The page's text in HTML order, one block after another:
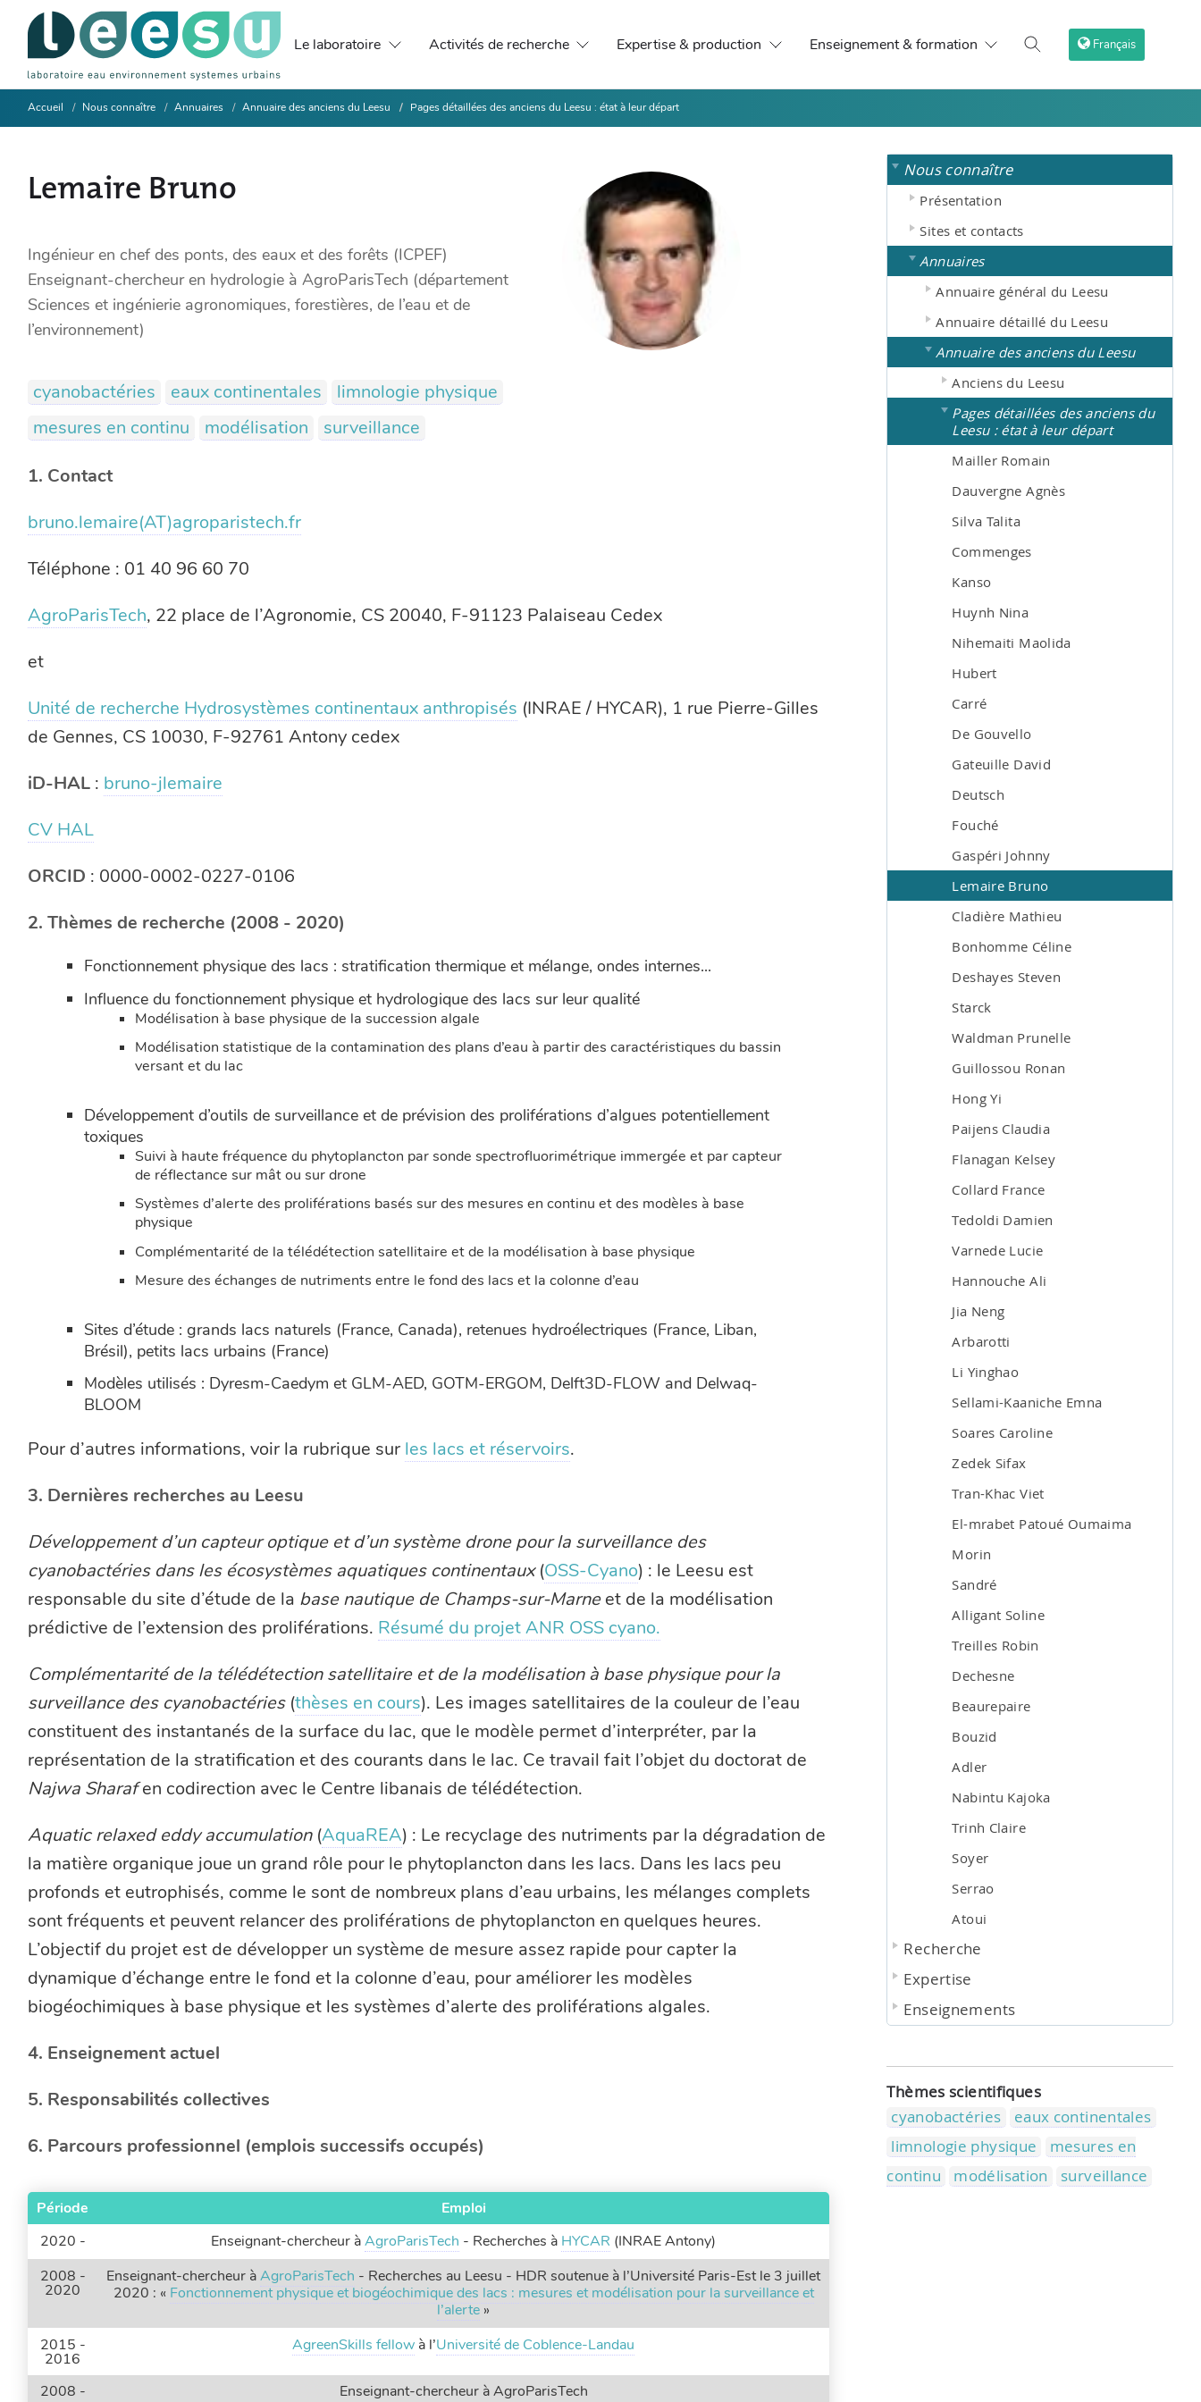
Le laboratoire Activités de recherche Expertise & production Enseignement & formation Français
Accueil Nous connaître Annuaires Annuaire des anciens du Leesu Pages détaillées des anciens du Leesu : état à leur départ
Lemaire Bruno
Ingénieur en chef des ponts, des eaux et des forêts (ICPEF)
Enseignant-chercheur en hydrologie à AgroParisTech (département
Sciences et ingénierie agronomiques, forestières, de l’eau et de
l’environnement)
cyanobactéries eaux continentales
limnologie physique
mesures en continu
modélisation
surveillance
1. Contact
bruno.lemaire(AT)agroparistech.fr
Téléphone : 01 40 96 60 70
AgroParisTech, 22 place de l’Agronomie, CS 20040, F-91123 Palaiseau Cedex
et
Unité de recherche Hydrosystèmes continentaux anthropisés (INRAE / HYCAR), 1 rue Pierre-Gilles
de Gennes, CS 10030, F-92761 Antony cedex
iD-HAL : bruno-jlemaire
CV HAL
ORCID : 0000-0002-0227-0106
2. Thèmes de recherche (2008 - 2020)
Fonctionnement physique des lacs : stratification thermique et mélange, ondes internes...
Influence du fonctionnement physique et hydrologique des lacs sur leur qualité
Modélisation à base physique de la succession algale
Modélisation statistique de la contamination des plans d’eau à partir des caractéristiques du bassin
versant et du lac
Développement d’outils de surveillance et de prévision des proliférations d’algues potentiellement
toxiques
Suivi à haute fréquence du phytoplancton par sonde spectrofluorimétrique immergée et par capteur
de réflectance sur mât ou sur drone
Systèmes d’alerte des proliférations basés sur des mesures en continu et des modèles à base
physique
Complémentarité de la télédétection satellitaire et de la modélisation à base physique
Mesure des échanges de nutriments entre le fond des lacs et la colonne d’eau
Sites d’étude : grands lacs naturels (France, Canada), retenues hydroélectriques (France, Liban,
Brésil), petits lacs urbains (France)
Modèles utilisés : Dyresm-Caedym et GLM-AED, GOTM-ERGOM, Delft3D-FLOW and Delwaq-
BLOOM
Pour d’autres informations, voir la rubrique sur les lacs et réservoirs.
3. Dernières recherches au Leesu
Développement d’un capteur optique et d’un système drone pour la surveillance des
cyanobactéries dans les écosystèmes aquatiques continentaux(OSS-Cyano) : le Leesu est
responsable du site d’étude de la base nautique de Champs-sur-Marneet de la modélisation
prédictive de l’extension des proliférations. Résumé du projet ANR OSS cyano.
Complémentarité de la télédétection satellitaire et de la modélisation à base physique pour la
surveillance des cyanobactéries(thèses en cours). Les images satellitaires de la couleur de l’eau
constituent des instantanés de la surface du lac, que le modèle permet d’interpréter, par la
représentation de la stratification et des courants dans le lac. Ce travail fait l’objet du doctorat de
Najwa Sharafen codirection avec le Centre libanais de télédétection.
Aquatic relaxed eddy accumulation(AquaREA) : Le recyclage des nutriments par la dégradation de
la matière organique joue un grand rôle pour le phytoplancton dans les lacs. Dans les lacs peu
profonds et eutrophisés, comme le sont de nombreux plans d’eau urbains, les mélanges complets
sont fréquents et peuvent relancer des proliférations de phytoplancton en quelques heures.
L’objectif du projet est de développer un système de mesure assez rapide pour capter la
dynamique d’échange entre le fond et la colonne d’eau, pour améliorer les modèles
biogéochimiques à base physique et les systèmes d’alerte des proliférations algales.
4. Enseignement actuel
5. Responsabilités collectives
6. Parcours professionnel (emplois successifs occupés)
Période
Emploi
2020 -
Enseignant-chercheur àAgroParisTech - Recherches à HYCAR (INRAE Antony)
2008 -
2020
Enseignant-chercheur àAgroParisTech - Recherches au Leesu - HDR soutenue à l’Université Paris-Est le 3 juillet
2020 : « Fonctionnement physique et biogéochimique des lacs : mesures et modélisation pour la surveillance et
l’alerte»
2015 -
2016
AgreenSkills fellow à l’Université de Coblence-Landau
2008 - Enseignant-chercheur à AgroParisTech
Nous connaître
Présentation
Sites et contacts
Annuaires
Annuaire général du Leesu
Annuaire détaillé du Leesu
Annuaire des anciens du Leesu
Anciens du Leesu
Pages détaillées des anciens du
Leesu : état à leur départ
Mailler Romain
Dauvergne Agnès
Silva Talita
Commenges
Kanso
Huynh Nina
Nihemaiti Maolida
Hubert
Carré
De Gouvello
Gateuille David
Deutsch
Fouché
Gaspéri Johnny
Lemaire Bruno
Cladière Mathieu
Bonhomme Céline
Deshayes Steven
Starck
Waldman Prunelle
Guillossou Ronan
Hong Yi
Paijens Claudia
Flanagan Kelsey
Collard France
Tedoldi Damien
Varnede Lucie
Hannouche Ali
Jia Neng
Arbarotti
Li Yinghao
Sellami-Kaaniche Emna
Soares Caroline
Zedek Sifax
Tran-Khac Viet
El-mrabet Patoué Oumaima
Morin
Sandré
Alligant Soline
Treilles Robin
Dechesne
Beaurepaire
Bouzid
Adler
Nabintu Kajoka
Trinh Claire
Soyer
Serrao
Atoui
Recherche
Expertise
Enseignements
Thèmes scientifiques
cyanobactéries
eaux continentales
limnologie physique
mesures en
continu
modélisation surveillance